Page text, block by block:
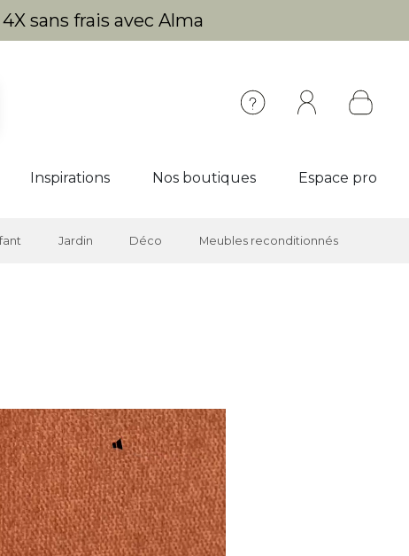
sans frais avec Alma
Inspirations Nos boutiques Espace pro
Jardin Déco Meubles reconditionnés